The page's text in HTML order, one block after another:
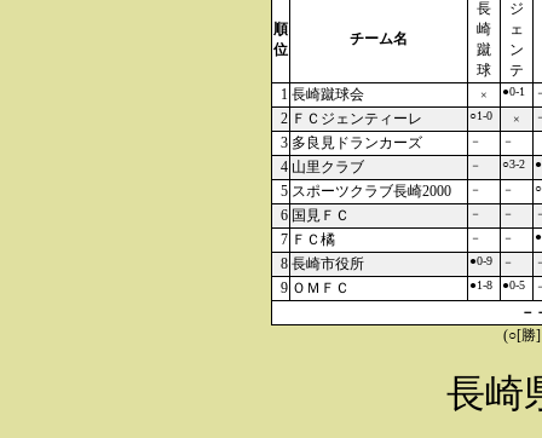
順
位
チーム名
長
崎
蹴
球
ジ
ェ
ン
テ
1 長崎蹴球会 × ●0-1
2 ＦＣジェンティーレ ○1-0 ×
3 多良見ドランカーズ － －
4 山里クラブ － ○3-2
5 スポーツクラブ長崎2000 － －
6 国見ＦＣ － －
7 ＦＣ橘 － －
8 長崎市役所 ●0-9 －
9 ＯＭＦＣ ●1-8 ●0-5
－
(○[勝
長崎